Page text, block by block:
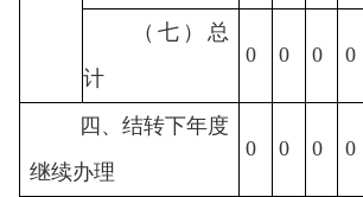
（七）总
计
0 0 0 0
四、结转下年度
继续办理
0 0 0 0